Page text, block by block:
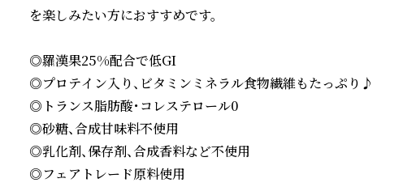
を楽しみたい方におすすめです。
◎羅漢果25%配合で低GI
◎プロテイン入り、ビタミンミネラル食物繊維もたっぷり♪
◎トランス脂肪酸・コレステロール0
◎砂糖、合成甘味料不使用
◎乳化剤、保存剤、合成香料など不使用
◎フェアトレード原料使用